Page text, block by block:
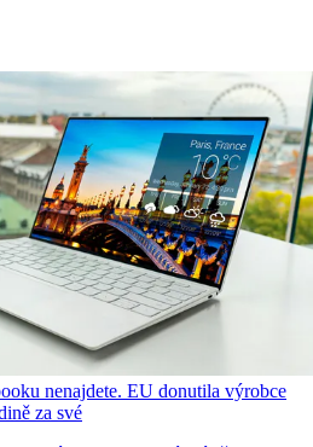
nenajdete. EU donutila výrobce
za své